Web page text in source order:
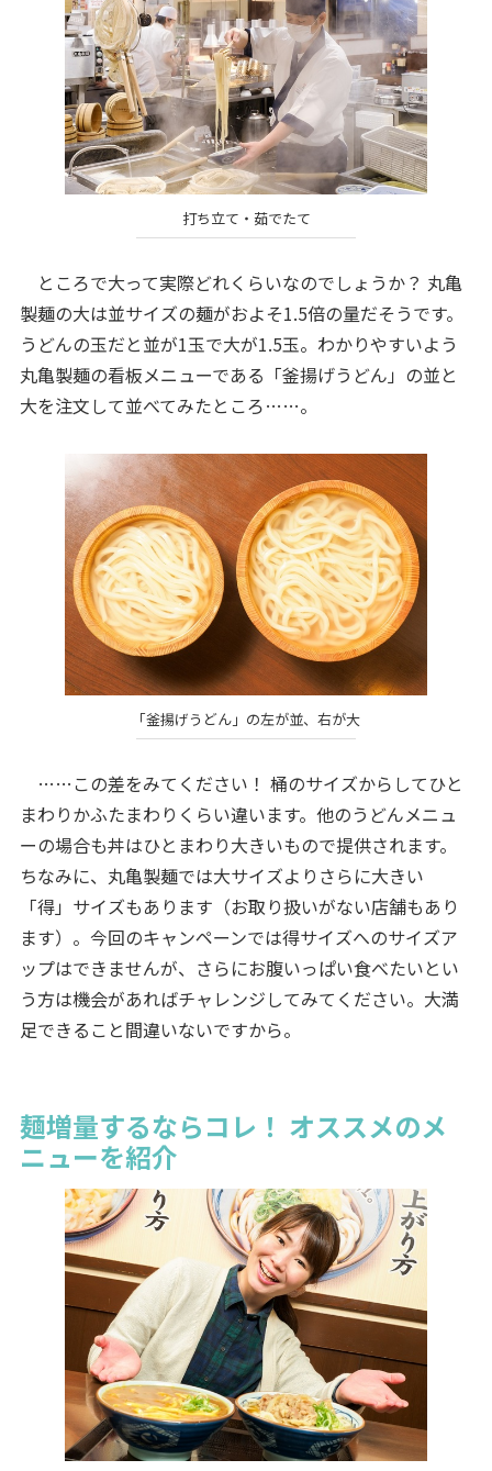
打ち立て・茹でたて
ところで大って実際どれくらいなのでしょうか？ 丸亀
製麺の大は並サイズの麺がおよそ1.5倍の量だそうです。
うどんの玉だと並が1玉で大が1.5玉。わかりやすいよう
丸亀製麺の看板メニューである「釜揚げうどん」の並と
大を注文して並べてみたところ……。
「釜揚げうどん」の左が並、右が大
……この差をみてください！ 桶のサイズからしてひと
まわりかふたまわりくらい違います。他のうどんメニュ
ーの場合も丼はひとまわり大きいもので提供されます。
ちなみに、丸亀製麺では大サイズよりさらに大きい
「得」サイズもあります（お取り扱いがない店舗もあり
ます）。今回のキャンペーンでは得サイズへのサイズア
ップはできませんが、さらにお腹いっぱい食べたいとい
う方は機会があればチャレンジしてみてください。大満
足できること間違いないですから。
麺増量するならコレ！ オススメのメ
ニューを紹介